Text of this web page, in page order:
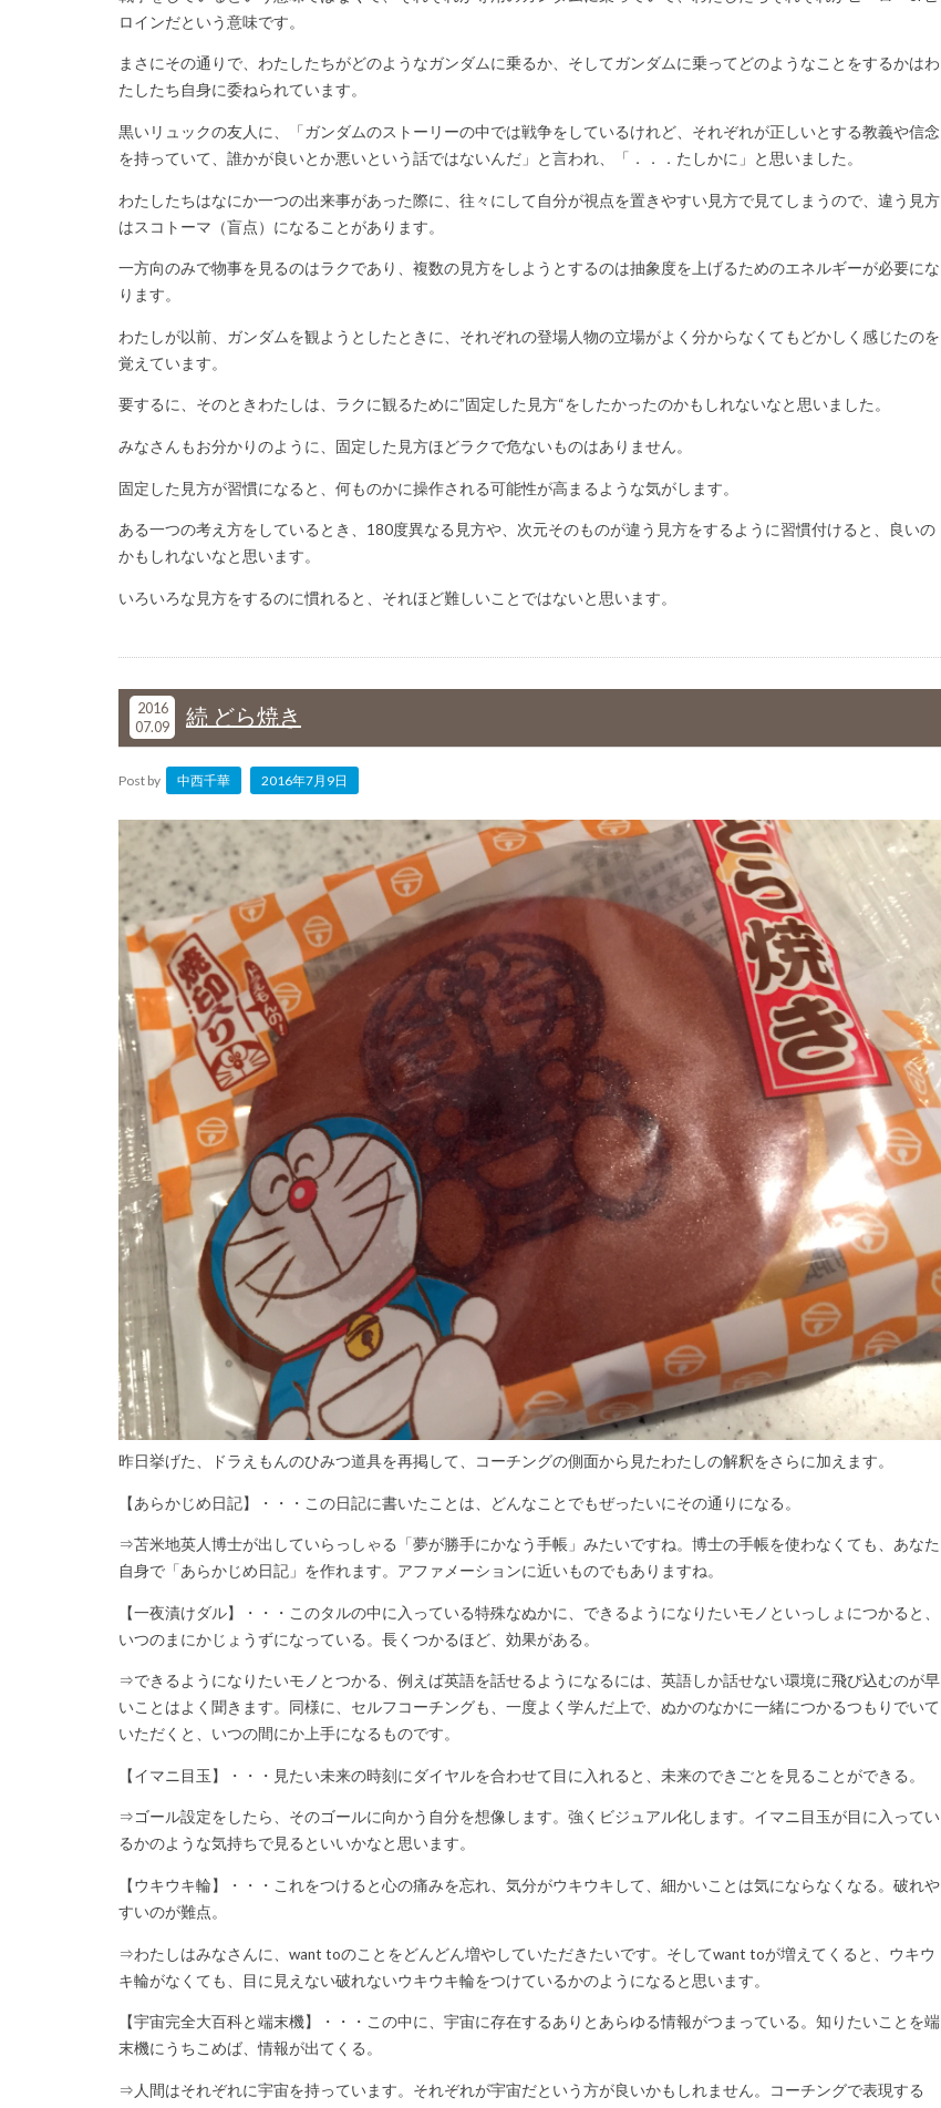
ロインだという意味です。
まさにその通りで、わたしたちがどのようなガンダムに乗るか、そしてガンダムに乗ってどのようなことをするかはわ
たしたち自身に委ねられています。
黒いリュックの友人に、「ガンダムのストーリーの中では戦争をしているけれど、それぞれが正しいとする教義や信念
を持っていて、誰かが良いとか悪いという話ではないんだ」と言われ、「．．．たしかに」と思いました。
わたしたちはなにか一つの出来事があった際に、往々にして自分が視点を置きやすい見方で見てしまうので、違う見方
はスコトーマ（盲点）になることがあります。
一方向のみで物事を見るのはラクであり、複数の見方をしようとするのは抽象度を上げるためのエネルギーが必要にな
ります。
わたしが以前、ガンダムを観ようとしたときに、それぞれの登場人物の立場がよく分からなくてもどかしく感じたのを
覚えています。
要するに、そのときわたしは、ラクに観るために”固定した見方“をしたかったのかもしれないなと思いました。
みなさんもお分かりのように、固定した見方ほどラクで危ないものはありません。
固定した見方が習慣になると、何ものかに操作される可能性が高まるような気がします。
ある一つの考え方をしているとき、180度異なる見方や、次元そのものが違う見方をするように習慣付けると、良いの
かもしれないなと思います。
いろいろな見方をするのに慣れると、それほど難しいことではないと思います。
2016
07.09
続 どら焼き
Post by 中西千華 2016年7月9日
昨日挙げた、ドラえもんのひみつ道具を再掲して、コーチングの側面から見たわたしの解釈をさらに加えます。
【あらかじめ日記】・・・この日記に書いたことは、どんなことでもぜったいにその通りになる。
⇒苫米地英人博士が出していらっしゃる「夢が勝手にかなう手帳」みたいですね。博士の手帳を使わなくても、あなた
自身で「あらかじめ日記」を作れます。アファメーションに近いものでもありますね。
【一夜漬けダル】・・・このタルの中に入っている特殊なぬかに、できるようになりたいモノといっしょにつかると、
いつのまにかじょうずになっている。長くつかるほど、効果がある。
⇒できるようになりたいモノとつかる、例えば英語を話せるようになるには、英語しか話せない環境に飛び込むのが早
いことはよく聞きます。同様に、セルフコーチングも、一度よく学んだ上で、ぬかのなかに一緒につかるつもりでいて
いただくと、いつの間にか上手になるものです。
【イマニ目玉】・・・見たい未来の時刻にダイヤルを合わせて目に入れると、未来のできごとを見ることができる。
⇒ゴール設定をしたら、そのゴールに向かう自分を想像します。強くビジュアル化します。イマニ目玉が目に入ってい
るかのような気持ちで見るといいかなと思います。
【ウキウキ輪】・・・これをつけると心の痛みを忘れ、気分がウキウキして、細かいことは気にならなくなる。破れや
すいのが難点。
⇒わたしはみなさんに、want toのことをどんどん増やしていただきたいです。そしてwant toが増えてくると、ウキウ
キ輪がなくても、目に見えない破れないウキウキ輪をつけているかのようになると思います。
【宇宙完全大百科と端末機】・・・この中に、宇宙に存在するありとあらゆる情報がつまっている。知りたいことを端
末機にうちこめば、情報が出てくる。
⇒人間はそれぞれに宇宙を持っています。それぞれが宇宙だという方が良いかもしれません。コーチングで表現する